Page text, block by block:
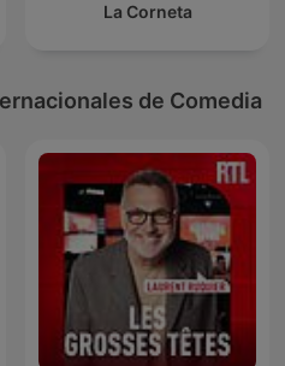
La Corneta
de Comedia